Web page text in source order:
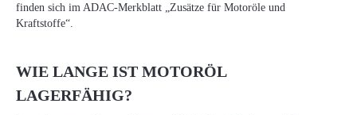
finden sich im ADAC-Merkblatt „Zusätze für Motoröle und
Kraftstoffe“.
WIE LANGE IST MOTORÖL
LAGERFÄHIG?